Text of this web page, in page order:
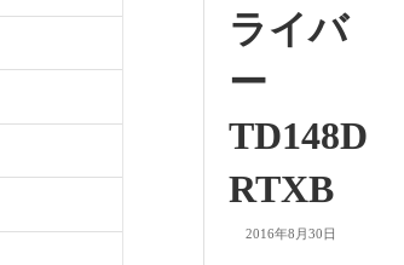
ライバ
ー
TD148D
RTXB
2016年8月30日